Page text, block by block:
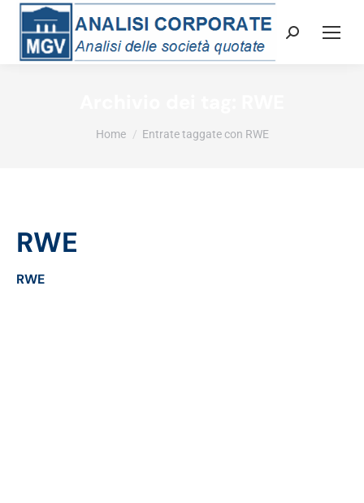
Cerca:
Tu sei qui:
Home Entrate taggate con RWE
RWE
RWE